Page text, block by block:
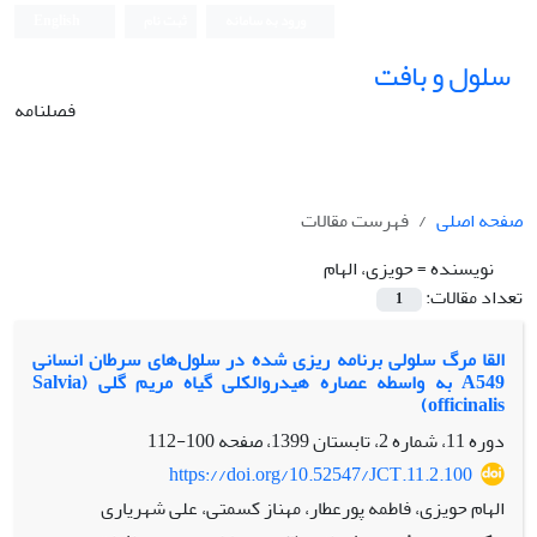
سلول و بافت
فصلنامه
صفحه اصلی
فهرست مقالات
نویسنده =حویزی، الهام
تعداد مقالات:
1
القا مرگ سلولی برنامه ‏ریزی شده در سلول‌های ‌سرطان انسانی
A549 به‏ واسطه عصاره هیدروالکلی گیاه مریم‏ گلی (Salvia
officinalis)
دوره 11، شماره 2، تابستان 1399، صفحه
100-112
https://doi.org/10.52547/JCT.11.2.100
الهام حویزی، فاطمه پورعطار، مهناز کسمتی، علی شهریاری